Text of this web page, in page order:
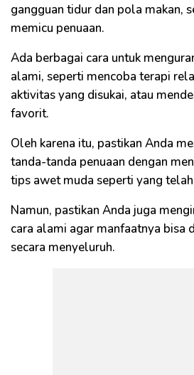
gangguan tidur dan pola makan,
memicu penuaan.
Ada berbagai cara untuk
alami, seperti mencoba terapi
aktivitas yang disukai, atau
favorit.
Oleh karena itu, pastikan Anda
tanda-tanda penuaan dengan
tips awet muda seperti yang
Namun, pastikan Anda juga
cara alami agar manfaatnya bisa
secara menyeluruh.